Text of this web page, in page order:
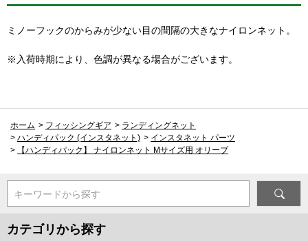
ミノーフックのからみが少ない目の間隔の大きなナイロンネット。
※入荷時期により、色調が異なる場合がございます。
ホーム > フィッシングギア > ランディングネット
> ハンディパック (インスタネット) > インスタネット パーツ
>
【ハンディパック】 ナイロンネット Mサイズ用 オリーブ
キーワードから探す
カテゴリから探す